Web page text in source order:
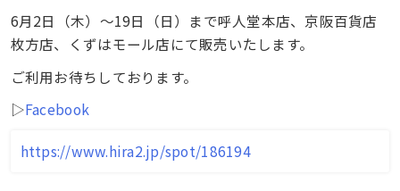
6月2日（木）～19日（日）まで呼人堂本店、京阪百貨店
枚方店、くずはモール店にて販売いたします。
ご利用お待ちしております。
▷Facebook
https://www.hira2.jp/spot/186194